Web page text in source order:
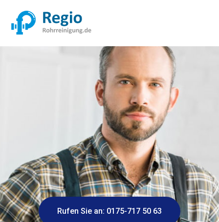
Rufen Sie an: 0175-717 50 63